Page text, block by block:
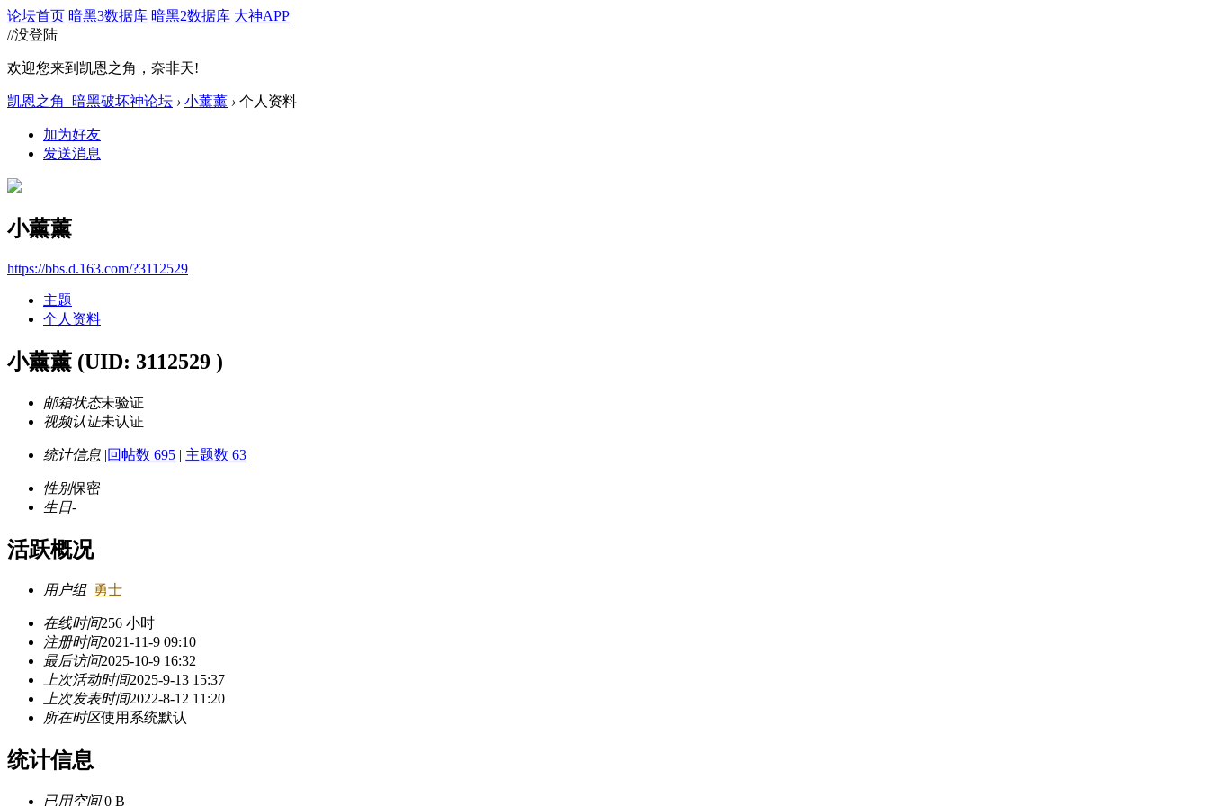
论坛首页 暗黑3数据库 暗黑2数据库 大神APP
//没登陆
欢迎您来到凯恩之角，奈非天!
凯恩之角_暗黑破坏神论坛 › 小薰薰 › 个人资料
加为好友
发送消息
小薰薰
https://bbs.d.163.com/?3112529
主题
个人资料
小薰薰 (UID: 3112529 )
邮箱状态未验证
视频认证未认证
统计信息 |回帖数 695 | 主题数 63
性别保密
生日-
活跃概况
用户组 勇士
在线时间256 小时
注册时间2021-11-9 09:10
最后访问2025-10-9 16:32
上次活动时间2025-9-13 15:37
上次发表时间2022-8-12 11:20
所在时区使用系统默认
统计信息
已用空间0 B